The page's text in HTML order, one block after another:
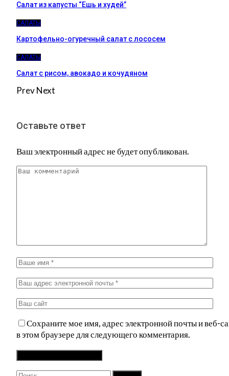
Салат из капусты “Ешь и худей”
САЛАТЫ
Картофельно-огуречный салат с лососем
САЛАТЫ
Салат с рисом, авокадо и кочудяном
PrevNext
Оставьте ответ
Ваш электронный адрес не будет опубликован.
Сохраните мое имя, адрес электронной почты и веб-
в этом браузере для следующего комментария.